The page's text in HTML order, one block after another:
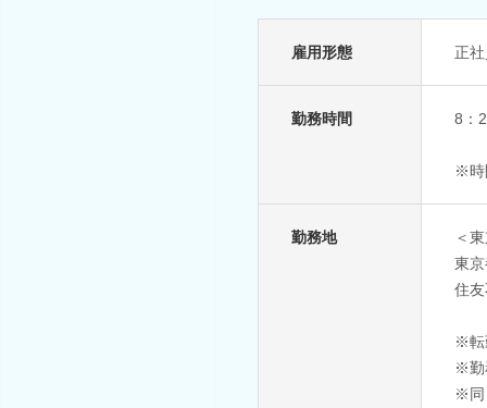
雇用形態 正
勤務時間 8：
※時
勤務地
＜
東
住
※転
※勤
※同